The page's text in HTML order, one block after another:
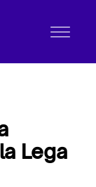
Lega